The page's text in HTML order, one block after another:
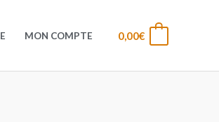
MON COMPTE 0,00€